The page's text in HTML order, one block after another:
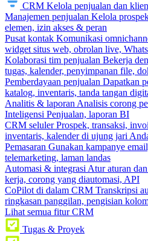
CRM Kelola penjualan dan
Manajemen penjualan Kelola
elemen, izin akses & peran
Pusat kontak Komunikasi
widget situs web, obrolan live,
Kolaborasi tim penjualan Bekerja
tugas, kalender, penyimpanan file,
Pemberdayaan penjualan Dapatkan
katalog, inventaris, tanda tangan
Analitis & laporan Analisis corong
Inteligensi Penjualan, laporan BI
CRM seluler Prospek, transaksi,
inventaris, kalender di ujung jari
Pemasaran Gunakan kampanye
telemarketing, laman landas
Automasi & integrasi Atur aturan
kerja, corong yang diautomasi, API
CoPilot di dalam CRM Transkripsi
ringkasan panggilan, pengisian
Lihat semua fitur CRM
Tugas & Proyek